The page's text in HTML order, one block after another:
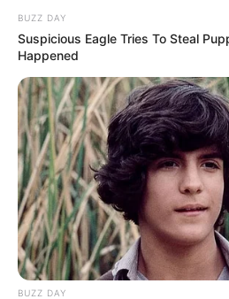
Chevallier) a
bien ficelé
BUZZ DAY
Suspicious Eagle Tries To Steal
Happened
BUZZ DAY